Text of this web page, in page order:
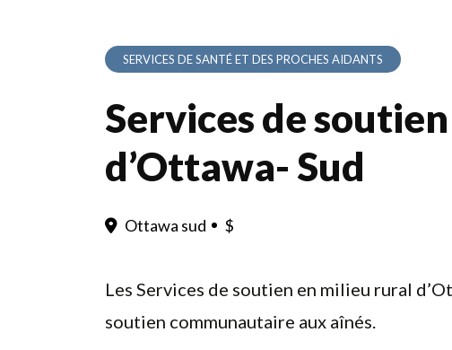
SERVICES DE SANTÉ ET DES PROCHES AIDANTS
Services de
d’Ottawa- Sud
Ottawa sud $
Les Services de soutien en milieu rural
soutien communautaire aux aînés.